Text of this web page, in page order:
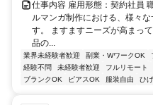
仕事内容 雇用形態：契約社員
ルマンガ制作における、様々
す。 ますますニーズが高まっ
品の...
業界未経験者歓迎 副業・WワークOK
経験不問
未経験者歓迎 フルリモート
ブランクOK
ピアスOK 服装自由 ひ